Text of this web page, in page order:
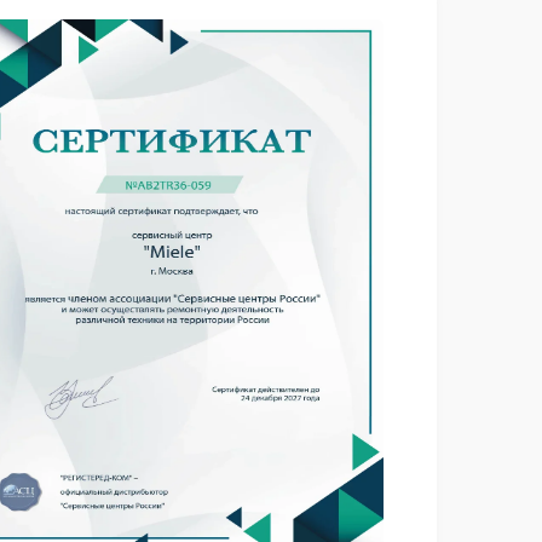
1800 ₽ Подробнее →
1500 ₽